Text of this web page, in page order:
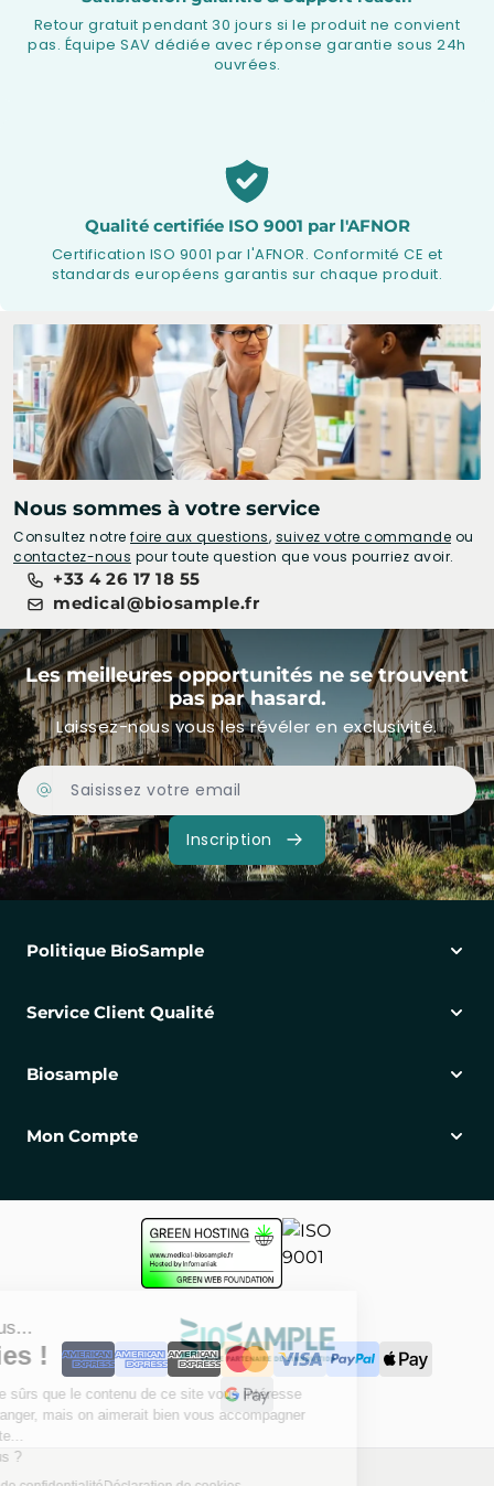
Retour gratuit pendant 30 jours si le produit ne convient
pas. Équipe SAV dédiée avec réponse garantie sous 24h
ouvrées.
Qualité certifiée ISO 9001 par l'AFNOR
Certification ISO 9001 par l'AFNOR. Conformité CE et
standards européens garantis sur chaque produit.
Nous sommes à votre service
Consultez notre foire aux questions, suivez votre commande ou
contactez-nous pour toute question que vous pourriez avoir.
+33 4 26 17 18 55
medical@biosample.fr
Les meilleures opportunités ne se trouvent
pas par hasard.
Laissez-nous vous les révéler en exclusivité.
Adresse Email
Inscription
Politique BioSample
Service Client Qualité
Biosample
Mon Compte